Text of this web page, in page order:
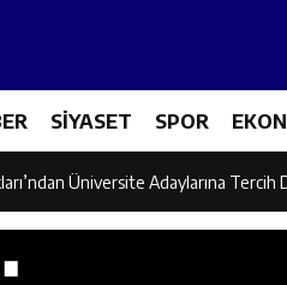
SİYASET SPOR
Bilgi Yarışmasının Kazananları
Üniversite Adaylarına Tercih